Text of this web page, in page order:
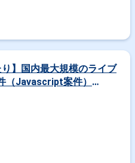
り】国内最大規模のライブ
（Javascript案件）